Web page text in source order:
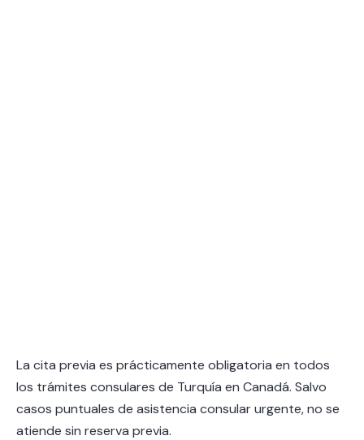
La cita previa es prácticamente obligatoria en todos
los trámites consulares de Turquía en Canadá. Salvo
casos puntuales de asistencia consular urgente, no se
atiende sin reserva previa.